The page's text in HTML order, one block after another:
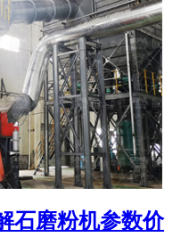
石磨粉机参数价